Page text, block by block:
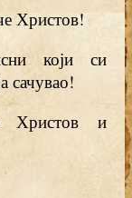
Христов!
који си
сачувао!
Христов и